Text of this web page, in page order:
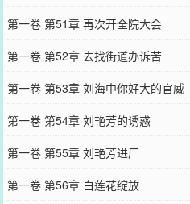
第一卷 第51章 再次开全院大会
第一卷 第52章 去找街道办诉苦
第一卷 第53章 刘海中你好大的官威
第一卷 第54章 刘艳芳的诱惑
第一卷 第55章 刘艳芳进厂
第一卷 第56章 白莲花绽放